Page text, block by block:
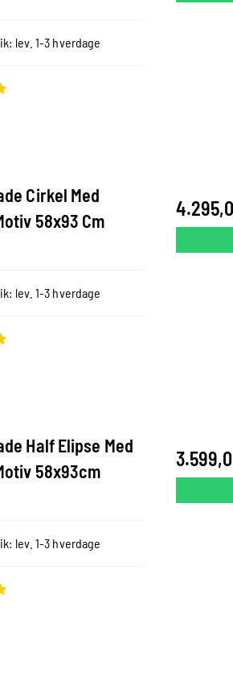
lev. 1-3 hverdage
Cirkel Med
58x93 Cm
lev. 1-3 hverdage
Half Elipse Med
58x93cm
lev. 1-3 hverdage